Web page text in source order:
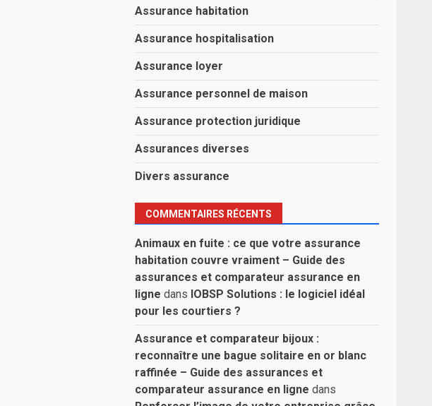
Assurance habitation
Assurance hospitalisation
Assurance loyer
Assurance personnel de maison
Assurance protection juridique
Assurances diverses
Divers assurance
COMMENTAIRES RÉCENTS
Animaux en fuite : ce que votre assurance
habitation couvre vraiment – Guide des
assurances et comparateur assurance en
ligne dans IOBSP Solutions : le logiciel idéal
pour les courtiers ?
Assurance et comparateur bijoux :
reconnaître une bague solitaire en or blanc
raffinée – Guide des assurances et
comparateur assurance en ligne dans